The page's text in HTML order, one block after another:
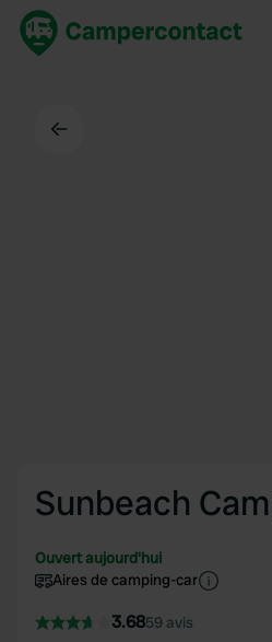
Sunbeach
Ouvert aujourd'hui
Aires de camping-car
3.6859 avis